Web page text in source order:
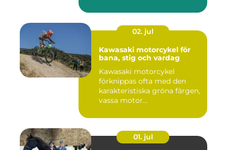
02. jul
Kawasaki motorcykel för
bana, stig och vardag
Kawasaki motorcykel
förknippas ofta med den
karakteristiska gröna färgen,
vassa motor...
01. jul